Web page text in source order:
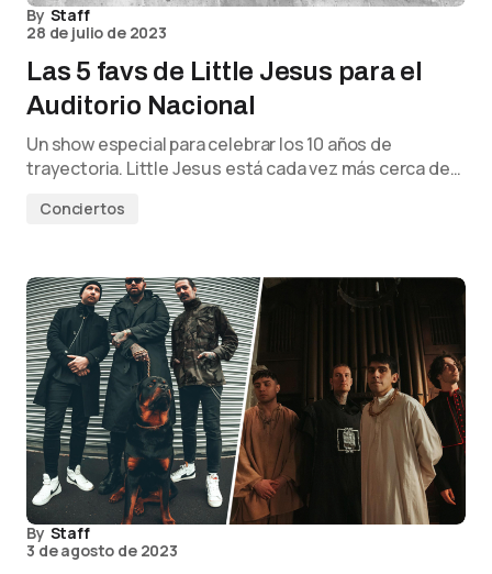
By Staff
28 de julio de 2023
Las 5 favs de Little Jesus para el
Auditorio Nacional
Un show especial para celebrar los 10 años de
trayectoria. Little Jesus está cada vez más cerca de…
Conciertos
By Staff
3 de agosto de 2023